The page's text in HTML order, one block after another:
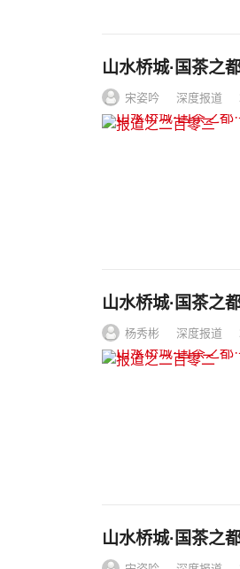
山水桥城·国茶之
宋姿吟 深度报道
山水桥城·国茶之
杨秀彬 深度报道
山水桥城·国茶之